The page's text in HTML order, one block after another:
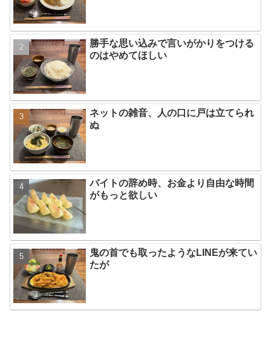
勝手な思い込みで言いがかりをつける
のはやめてほしい
ネットの雑音、人の口に戸は立てられ
ぬ
バイトの辞め時、お金より自由な時間
がもっと欲しい
鬼の首でも取ったようなLINEが来てい
たが